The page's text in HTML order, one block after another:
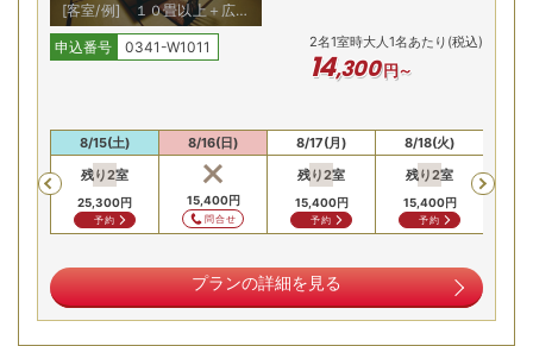
「山水閣」「湯治屋」、趣異なる2館に点在する6つの湯を湯
めぐり。豊沢川沿いの露天風呂や山水閣宿泊者専用の湯殿
で、四季折々の景色をご堪能。名物大露天「大沢の湯」で風
情たっぷりの温泉情緒を味わえます！
四季旬彩を味わう山水閣の月替り会席
[客室/例] １０畳以上＋広縁
付和室へ、人数にあわせてご
案内 ※眺望等はお任せ
申込番号 0341-W1011 2名1室時大人1名あたり(税込)
14,300円～
Previous
8/15(土)
残り2室
25,300円
予約
8/16(日)
15,400円
問合せ
8/17(月)
残り2室
15,400円
予約
8/18(火)
残り2室
15,400円
予約
プランの詳細を見る